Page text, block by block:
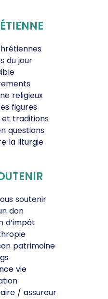
du jour
religieux
figures
traditions
questions
la liturgie
soutenir
don
d’impôt
patrimoine
vie
/ assureur